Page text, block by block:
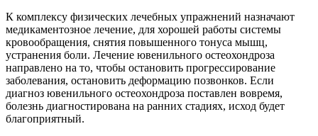
К комплексу физических лечебных упражнений назначают
медикаментозное лечение, для хорошей работы системы
кровообращения, снятия повышенного тонуса мышц,
устранения боли. Лечение ювенильного остеохондроза
направлено на то, чтобы остановить прогрессирование
заболевания, остановить деформацию позвонков. Если
диагноз ювенильного остеохондроза поставлен вовремя,
болезнь диагностирована на ранних стадиях, исход будет
благоприятный.